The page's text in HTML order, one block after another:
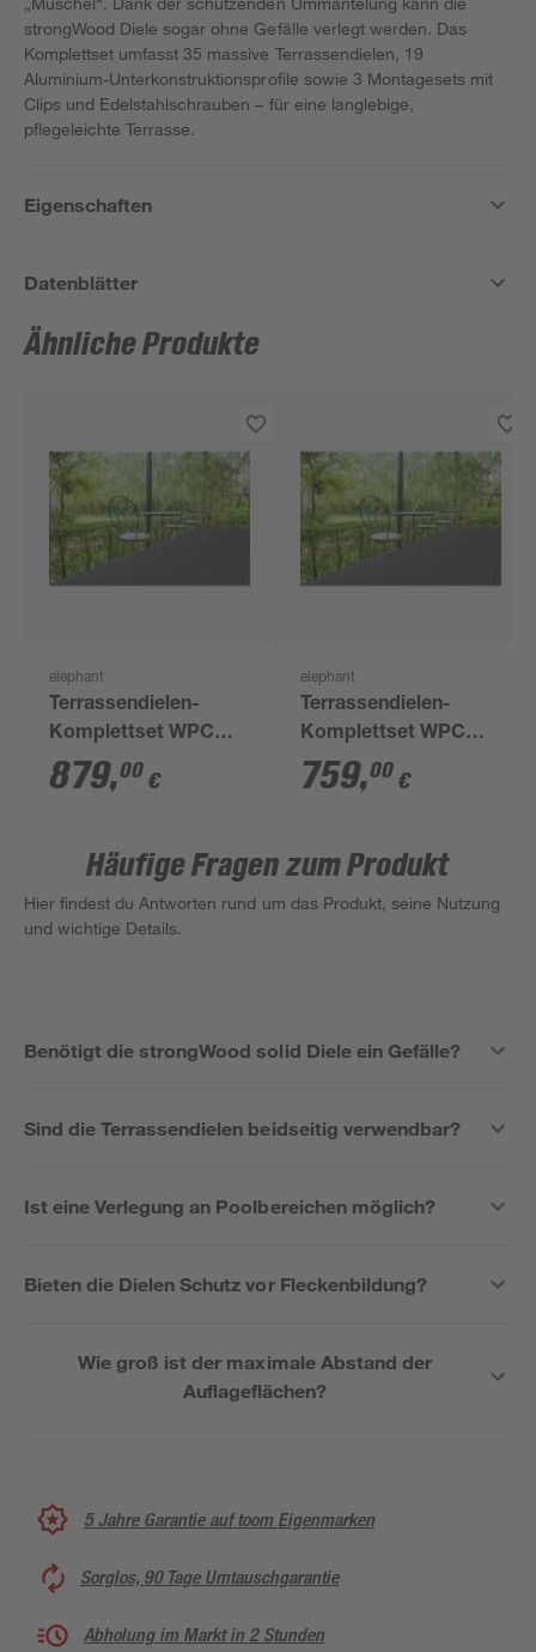
strongWood Diele sogar ohne Gefälle verlegt werden. Das
Komplettset umfasst 35 massive Terrassendielen, 19
Aluminium-Unterkonstruktionsprofile sowie 3 Montagesets mit
Clips und Edelstahlschrauben – für eine langlebige,
pflegeleichte Terrasse.
Eigenschaften
Datenblätter
Ähnliche Produkte
elephant
Terrassendielen-
Komplettset WPC
Hohlkammer
anthrazit 12 qm
879,00 €
elephant
Terrassendielen-
Komplettset WPC
Hohlkammer
anthrazit 10 qm
759,00 €
Häufige Fragen zum Produkt
Hier findest du Antworten rund um das Produkt, seine Nutzung
und wichtige Details.
Benötigt die strongWood solid Diele ein Gefälle?
Sind die Terrassendielen beidseitig verwendbar?
Ist eine Verlegung an Poolbereichen möglich?
Bieten die Dielen Schutz vor Fleckenbildung?
Wie groß ist der maximale Abstand der
Auflageflächen?
5 Jahre Garantie auf toom Eigenmarken
Sorglos, 90 Tage Umtauschgarantie
Abholung im Markt in 2 Stunden